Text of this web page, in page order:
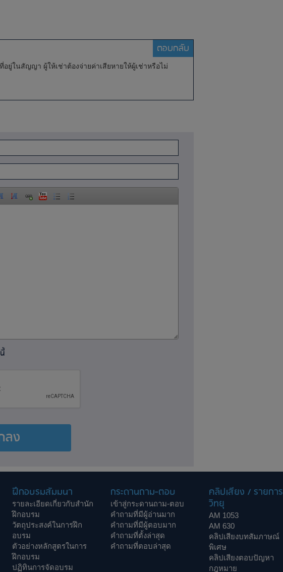
ตอบกลับ
ยู่ในสัญญา ผู้ให้เช่าต้องจ่ายค่าเสียหายให้ผู้เช่าหรือไม่
ลง
ฝึกอบรมสัมมนา
รายละเอียดเกี่ยวกับสำนัก
ฝึกอบรม
วัตถุประสงค์ในการฝึก
อบรม
ตัวอย่างหลักสูตรในการ
ฝึกอบรม
ปฏิทินการจัดอบรม
กระดานถาม-ตอบ
เข้าสู่กระดานถาม-ตอบ
คำถามที่มีผู้อ่านมาก
คำถามที่มีผู้ตอบมาก
คำถามที่ตั้งล่าสุด
คำถามที่ตอบล่าสุด
คลิปเสียง / รายการ
วิทยุ
AM 1053
AM 630
คลิปเสียงบทสัมภาษณ์
พิเศษ
คลิปเสียงตอบปัญหา
กฎหมาย